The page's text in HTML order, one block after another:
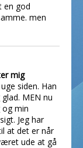
en god
men
mig
siden. Han
MEN nu
og min
Jeg har
at det er når
ude at gå